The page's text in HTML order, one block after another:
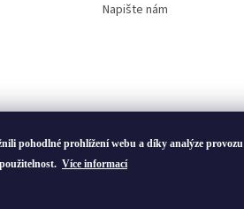
pohodlné prohlížení webu a díky analýze provozu
Více informací
Napište nám